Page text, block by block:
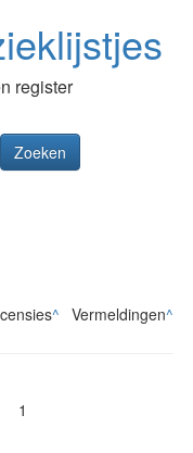
register
Zoeken
^ Vermeldingen^
1